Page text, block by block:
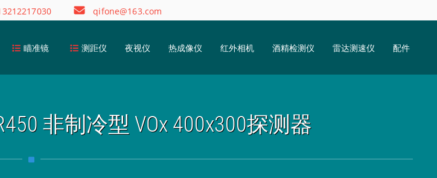
qifone@163.com
瞄准镜 测距仪 夜视仪 热成像仪 红外相机 酒精检测仪 雷达测速仪 配件
非制冷型 VOx 400x300探测器